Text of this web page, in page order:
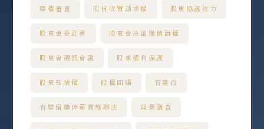
職權審查 股份收買請求權 股東協議效力
股東會委託書 股東會決議撤銷訴權
股東會視訊會議 股東權利保護
股東知情權 股權回購 育嬰假
育嬰留職停薪實施辦法 背景調查